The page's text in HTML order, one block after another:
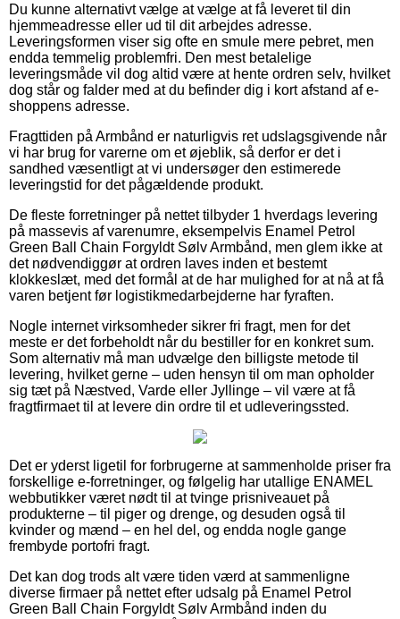
Du kunne alternativt vælge at vælge at få leveret til din
hjemmeadresse eller ud til dit arbejdes adresse.
Leveringsformen viser sig ofte en smule mere pebret, men
endda temmelig problemfri. Den mest betalelige
leveringsmåde vil dog altid være at hente ordren selv, hvilket
dog står og falder med at du befinder dig i kort afstand af e-
shoppens adresse.
Fragttiden på Armbånd er naturligvis ret udslagsgivende når
vi har brug for varerne om et øjeblik, så derfor er det i
sandhed væsentligt at vi undersøger den estimerede
leveringstid for det pågældende produkt.
De fleste forretninger på nettet tilbyder 1 hverdags levering
på massevis af varenumre, eksempelvis Enamel Petrol
Green Ball Chain Forgyldt Sølv Armbånd, men glem ikke at
det nødvendiggør at ordren laves inden et bestemt
klokkeslæt, med det formål at de har mulighed for at nå at få
varen betjent før logistikmedarbejderne har fyraften.
Nogle internet virksomheder sikrer fri fragt, men for det
meste er det forbeholdt når du bestiller for en konkret sum.
Som alternativ må man udvælge den billigste metode til
levering, hvilket gerne – uden hensyn til om man opholder
sig tæt på Næstved, Varde eller Jyllinge – vil være at få
fragtfirmaet til at levere din ordre til et udleveringssted.
Det er yderst ligetil for forbrugerne at sammenholde priser fra
forskellige e-forretninger, og følgelig har utallige ENAMEL
webbutikker været nødt til at tvinge prisniveauet på
produkterne – til piger og drenge, og desuden også til
kvinder og mænd – en hel del, og endda nogle gange
frembyde portofri fragt.
Det kan dog trods alt være tiden værd at sammenligne
diverse firmaer på nettet efter udsalg på Enamel Petrol
Green Ball Chain Forgyldt Sølv Armbånd inden du